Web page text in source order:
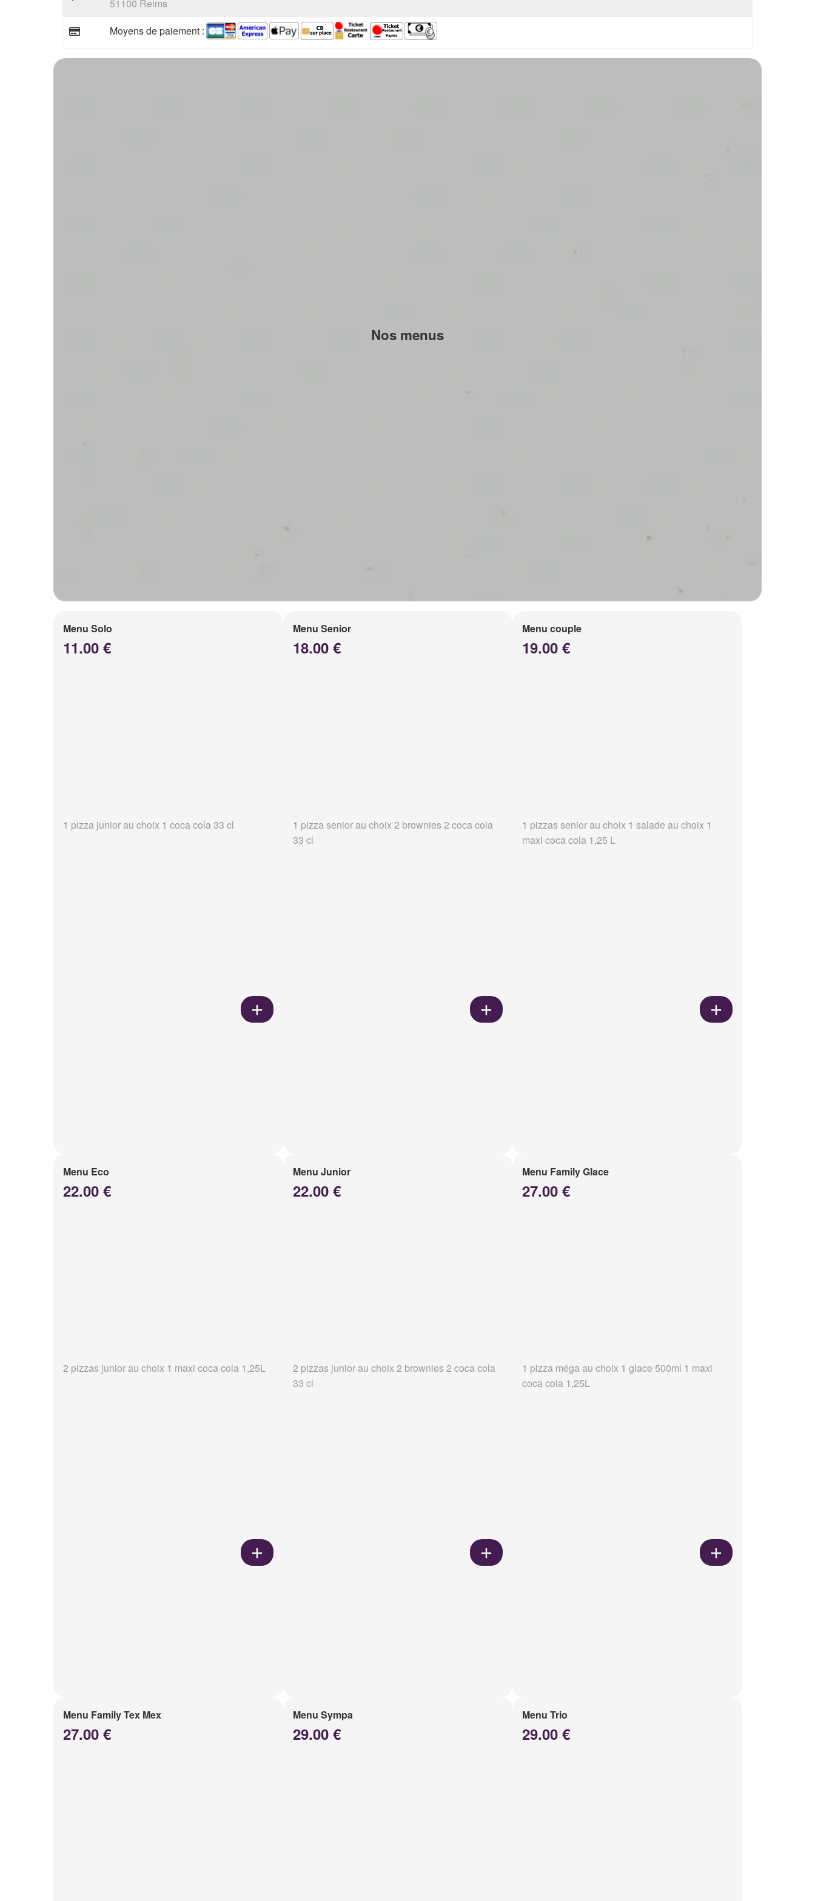
51100 Reims
Moyens de paiement :
Nos menus
Menu Solo
11.00 €
1 pizza junior au choix 1 coca cola 33 cl
Menu Senior
18.00 €
1 pizza senior au choix 2 brownies 2 coca cola
33 cl
Menu couple
19.00 €
1 pizzas senior au choix 1 salade au choix 1
maxi coca cola 1,25 L
Menu Eco
22.00 €
2 pizzas junior au choix 1 maxi coca cola 1,25L
Menu Junior
22.00 €
2 pizzas junior au choix 2 brownies 2 coca cola
33 cl
Menu Family Glace
27.00 €
1 pizza méga au choix 1 glace 500ml 1 maxi
coca cola 1,25L
Menu Family Tex Mex
27.00 €
Menu Sympa
29.00 €
Menu Trio
29.00 €